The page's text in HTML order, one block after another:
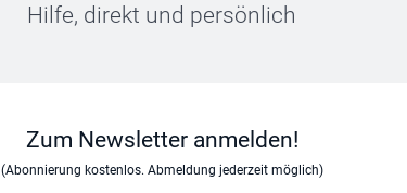
Hilfe, direkt und persönlich
Zum Newsletter anmelden!
(Abonnierung kostenlos. Abmeldung jederzeit möglich)